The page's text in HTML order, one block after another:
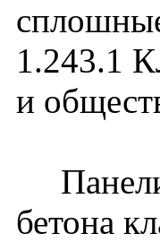
1.243.1
и
Панели
бетона